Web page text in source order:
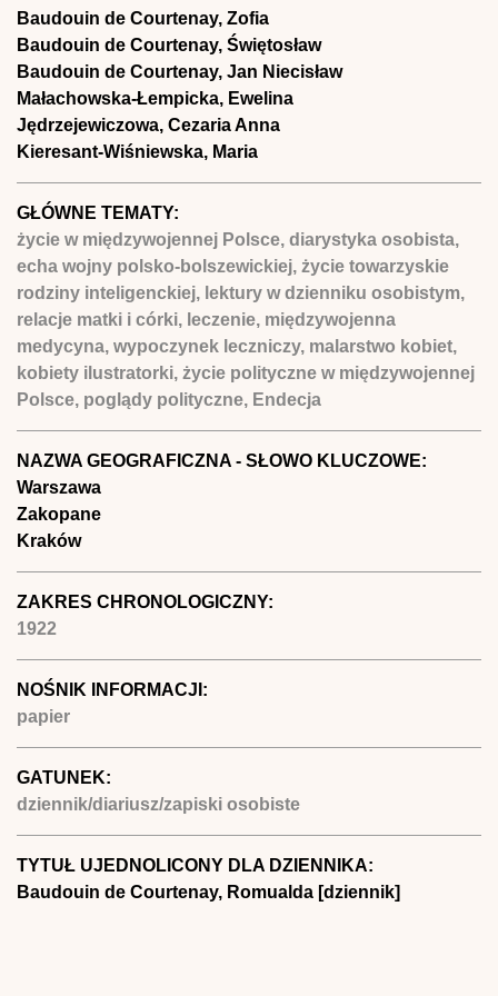
Baudouin de Courtenay, Zofia
Baudouin de Courtenay, Świętosław
Baudouin de Courtenay, Jan Niecisław
Małachowska-Łempicka, Ewelina
Jędrzejewiczowa, Cezaria Anna
Kieresant-Wiśniewska, Maria
GŁÓWNE TEMATY:
życie w międzywojennej Polsce, diarystyka osobista,
echa wojny polsko-bolszewickiej, życie towarzyskie
rodziny inteligenckiej, lektury w dzienniku osobistym,
relacje matki i córki, leczenie, międzywojenna
medycyna, wypoczynek leczniczy, malarstwo kobiet,
kobiety ilustratorki, życie polityczne w międzywojennej
Polsce, poglądy polityczne, Endecja
NAZWA GEOGRAFICZNA - SŁOWO KLUCZOWE:
Warszawa
Zakopane
Kraków
ZAKRES CHRONOLOGICZNY:
1922
NOŚNIK INFORMACJI:
papier
GATUNEK:
dziennik/diariusz/zapiski osobiste
TYTUŁ UJEDNOLICONY DLA DZIENNIKA:
Baudouin de Courtenay, Romualda [dziennik]